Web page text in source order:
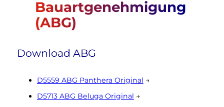
Allgemeine
Bauartgenehmigung (ABG)
FAQ Scheibentönung
Profitipp Scheibentönung
Tönungsfolie montieren
Bauartgenehmigung
(ABG)
Download ABG
D5559 ABG Panthera Original →
D5713 ABG Beluga Original →